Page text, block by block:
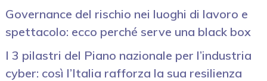
Governance del rischio nei luoghi di lavoro e
spettacolo: ecco perché serve una black box
I 3 pilastri del Piano nazionale per l’industria
cyber: così l’Italia rafforza la sua resilienza